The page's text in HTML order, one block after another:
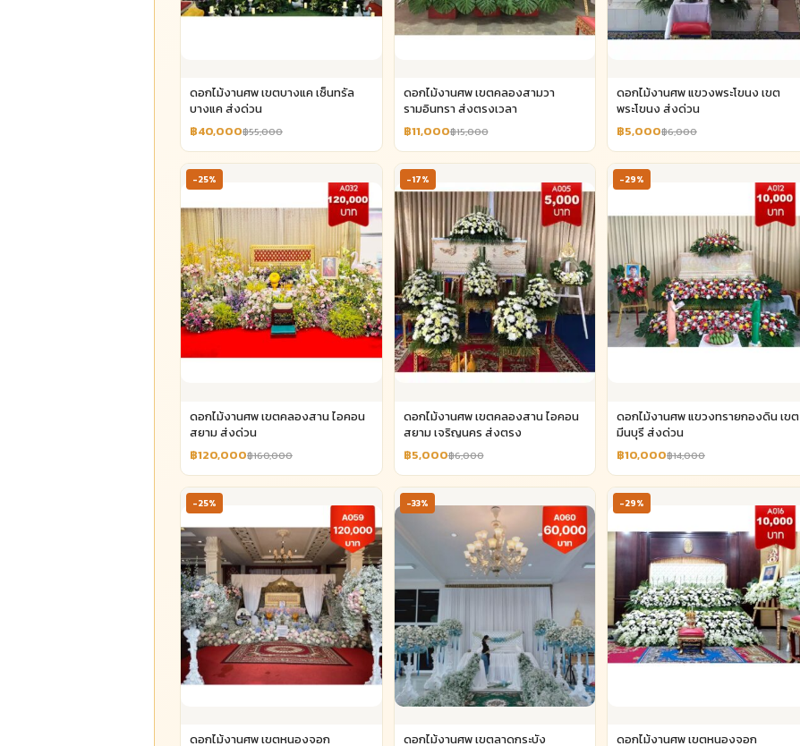
ดอกไม้งานศพ เขตบางแค เซ็นทรัล
บางแค ส่งด่วน
฿40,000฿55,000
ดอกไม้งานศพ เขตคลองสามวา
รามอินทรา ส่งตรงเวลา
฿11,000฿15,000
ดอกไม้งานศพ แขวงพระโขนง เขต
พระโขนง ส่งด่วน
฿5,000฿6,000
-25%
ดอกไม้งานศพ เขตคลองสาน ไอคอน
สยาม ส่งด่วน
฿120,000฿160,000
-17%
ดอกไม้งานศพ เขตคลองสาน ไอคอน
สยาม เจริญนคร ส่งตรง
฿5,000฿6,000
-29%
ดอกไม้งานศพ แขวงทรายกองดิน เขต
มีนบุรี ส่งด่วน
฿10,000฿14,000
-25%
ดอกไม้งานศพ เขตหนองจอก
-33%
ดอกไม้งานศพ เขตลาดกระบัง
-29%
ดอกไม้งานศพ เขตหนองจอก